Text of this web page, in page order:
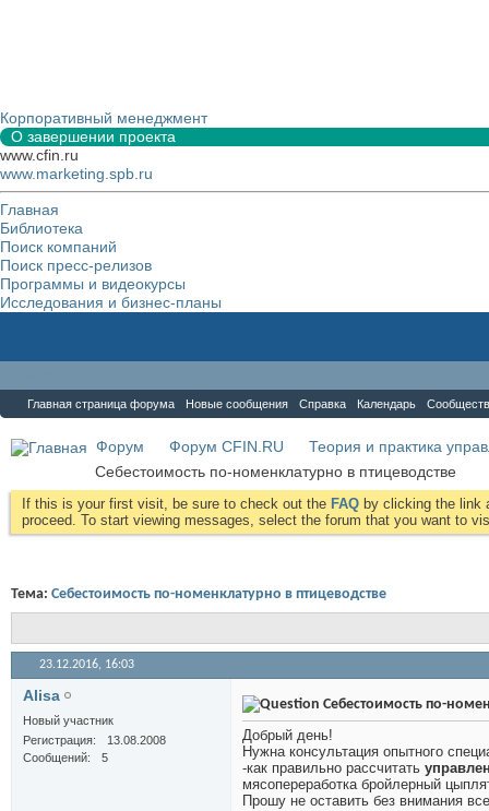
Корпоративный менеджмент
О завершении проекта
www.cfin.ru
www.marketing.spb.ru
Главная
Библиотека
Поиск компаний
Поиск пресс-релизов
Программы и видеокурсы
Исследования и бизнес-планы
Главная страница форума Новые сообщения Справка Календарь
Форум Форум CFIN.RU
Теория и практика
Себестоимость по-номенклатурно в птицеводстве
If this is your first visit, be sure to check out the FAQ by clicking the link
proceed. To start viewing messages, select the forum that you want to
Тема: Себестоимость по-номенклатурно в птицеводстве
23.12.2016, 16:03
Alisa
Новый участник
Регистрация
13.08.2008
Сообщений
5
Себестоимость по-
Добрый день!
Нужна консультация опытного
-как правильно рассчитать
мясопереработка бройлерный
Прошу не оставить без внимания